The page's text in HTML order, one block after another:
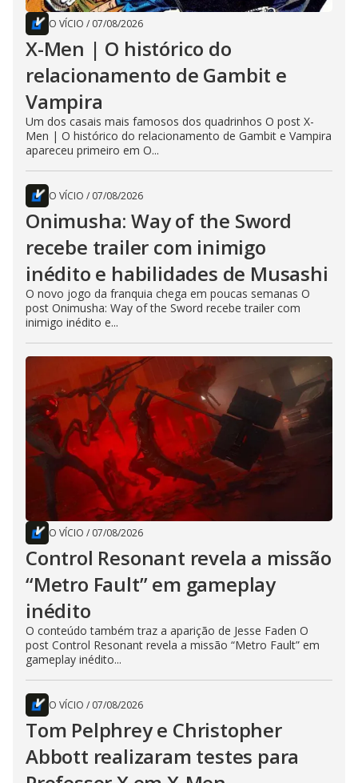
O VÍCIO / 07/08/2026
X-Men | O histórico do
relacionamento de Gambit e
Vampira
Um dos casais mais famosos dos quadrinhos O post X-
Men | O histórico do relacionamento de Gambit e Vampira
apareceu primeiro em O...
O VÍCIO / 07/08/2026
Onimusha: Way of the Sword
recebe trailer com inimigo
inédito e habilidades de Musashi
O novo jogo da franquia chega em poucas semanas O
post Onimusha: Way of the Sword recebe trailer com
inimigo inédito e...
O VÍCIO / 07/08/2026
Control Resonant revela a missão
“Metro Fault” em gameplay
inédito
O conteúdo também traz a aparição de Jesse Faden O
post Control Resonant revela a missão “Metro Fault” em
gameplay inédito...
O VÍCIO / 07/08/2026
Tom Pelphrey e Christopher
Abbott realizaram testes para